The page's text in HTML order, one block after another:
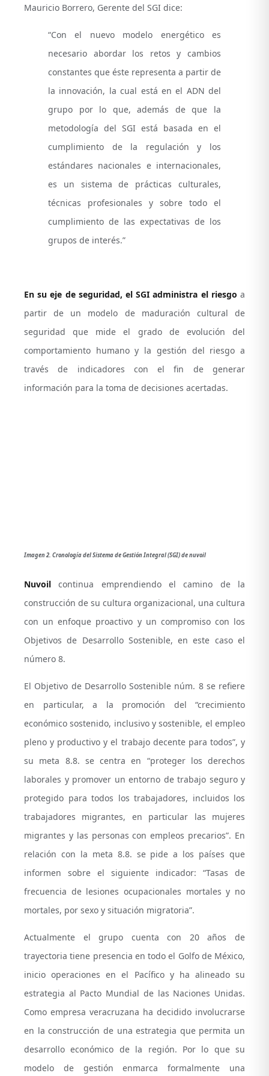
Mauricio Borrero, Gerente del SGI dice:
“Con el nuevo modelo energético es
necesario abordar los retos y cambios
constantes que éste representa a partir de
la innovación, la cual está en el ADN del
grupo por lo que, además de que la
metodología del SGI está basada en el
cumplimiento de la regulación y los
estándares nacionales e internacionales,
es un sistema de prácticas culturales,
técnicas profesionales y sobre todo el
cumplimiento de las expectativas de los
grupos de interés.”
En su eje de seguridad, el SGI administra el riesgo a
partir de un modelo de maduración cultural de
seguridad que mide el grado de evolución del
comportamiento humano y la gestión del riesgo a
través de indicadores con el fin de generar
información para la toma de decisiones acertadas.
Imagen 2. Cronología del Sistema de Gestión Integral (SGI) de nuvoil
Nuvoil continua emprendiendo el camino de la
construcción de su cultura organizacional, una cultura
con un enfoque proactivo y un compromiso con los
Objetivos de Desarrollo Sostenible, en este caso el
número 8.
El Objetivo de Desarrollo Sostenible núm. 8 se refiere
en particular, a la promoción del “crecimiento
económico sostenido, inclusivo y sostenible, el empleo
pleno y productivo y el trabajo decente para todos”, y
su meta 8.8. se centra en “proteger los derechos
laborales y promover un entorno de trabajo seguro y
protegido para todos los trabajadores, incluidos los
trabajadores migrantes, en particular las mujeres
migrantes y las personas con empleos precarios”. En
relación con la meta 8.8. se pide a los países que
informen sobre el siguiente indicador: “Tasas de
frecuencia de lesiones ocupacionales mortales y no
mortales, por sexo y situación migratoria”.
Actualmente el grupo cuenta con 20 años de
trayectoria tiene presencia en todo el Golfo de México,
inicio operaciones en el Pacífico y ha alineado su
estrategia al Pacto Mundial de las Naciones Unidas.
Como empresa veracruzana ha decidido involucrarse
en la construcción de una estrategia que permita un
desarrollo económico de la región. Por lo que su
modelo de gestión enmarca formalmente una